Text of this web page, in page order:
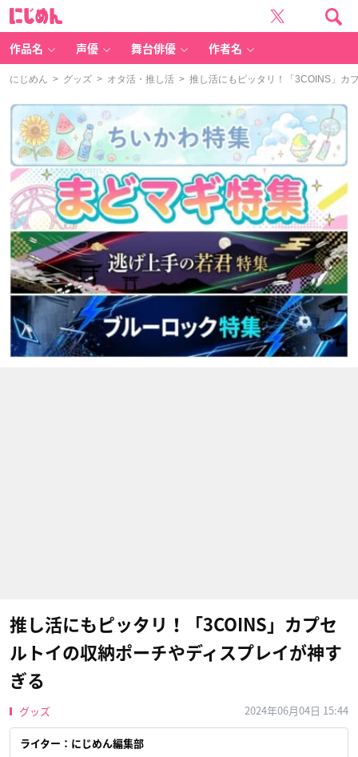
作品名 声優 舞台俳優 作者名
にじめん > グッズ > オタ活・推し活 > 推し活にもピッタリ！「3COINS」カ
推し活にもピッタリ！「3COINS」カプセ
ルトイの収納ポーチやディスプレイが神す
ぎる
グッズ 2024年06月04日 15:44
ライター：にじめん編集部